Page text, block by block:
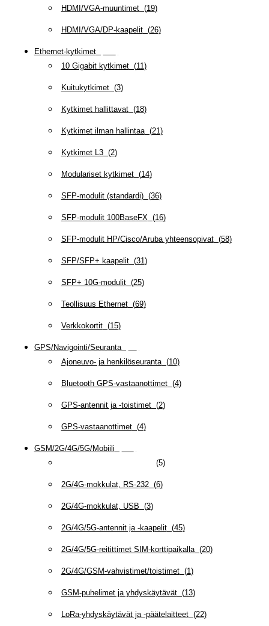
HDMI/VGA-muuntimet(19)
HDMI/VGA/DP-kaapelit(26)
Ethernet-kytkimet(
10 Gigabit kytkimet(11)
Kuitukytkimet(3)
Kytkimet hallittavat(18)
Kytkimet ilman hallintaa(21)
Kytkimet L3(2)
Modulariset kytkimet(14)
SFP-modulit (standardi)(36)
SFP-modulit 100BaseFX(16)
SFP-modulit HP/Cisco/Aruba yhteensopivat(58)
SFP/SFP+ kaapelit(31)
SFP+ 10G-modulit(25)
Teollisuus Ethernet(69)
Verkkokortit(15)
GPS/Navigointi/Seuranta(
Ajoneuvo- ja henkilöseuranta(10)
Bluetooth GPS-vastaanottimet(4)
GPS-antennit ja -toistimet(2)
GPS-vastaanottimet(4)
GSM/2G/4G/5G/Mobiili
(5)
2G/4G-mokkulat, RS-232(6)
2G/4G-mokkulat, USB (3)
2G/4G/5G-antennit ja -kaapelit(45)
2G/4G/5G-reitittimet SIM-korttipaikalla(20)
2G/4G/GSM-vahvistimet/toistimet(1)
GSM-puhelimet ja yhdyskäytävät(13)
LoRa-yhdyskäytävät ja -päätelaitteet(22)